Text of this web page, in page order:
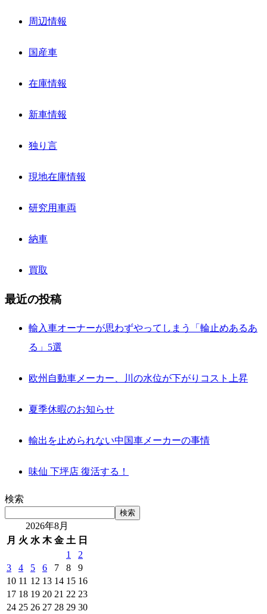
周辺情報
国産車
在庫情報
新車情報
独り言
現地在庫情報
研究用車両
納車
買取
最近の投稿
輸入車オーナーが思わずやってしまう「輪止めあるあ
る」5選
欧州自動車メーカー、川の水位が下がりコスト上昇
夏季休暇のお知らせ
輸出を止められない中国車メーカーの事情
味仙 下坪店 復活する！
検索
検索
2026年8月
月 火 水 木 金 土 日
1
2
3
4 5 6 7 8
9
10 11 12 13 14 15 16
17 18 19 20 21 22 23
24 25 26 27 28 29 30